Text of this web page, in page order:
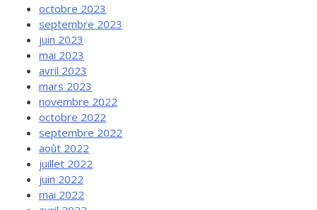
octobre 2023
septembre 2023
juin 2023
mai 2023
avril 2023
mars 2023
novembre 2022
octobre 2022
septembre 2022
août 2022
juillet 2022
juin 2022
mai 2022